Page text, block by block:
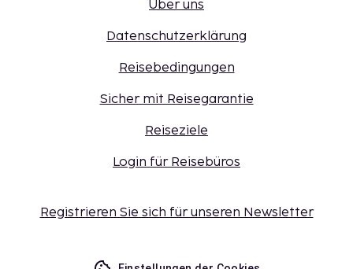
Über uns
Datenschutzerklärung
Reisebedingungen
Sicher mit Reisegarantie
Reiseziele
Login für Reisebüros
Registrieren Sie sich für unseren Newsletter